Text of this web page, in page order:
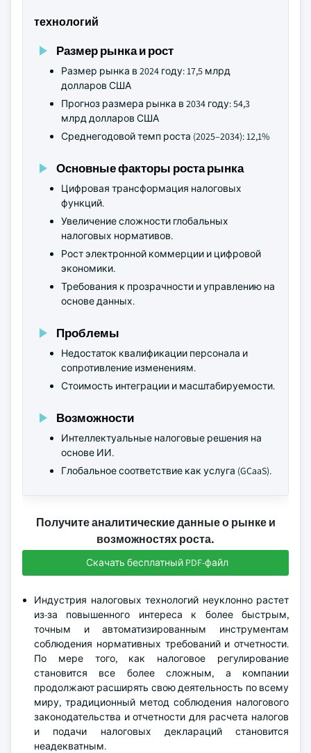
технологий
Размер рынка и рост
Размер рынка в 2024 году: 17,5 млрд
долларов США
Прогноз размера рынка в 2034 году: 54,3
млрд долларов США
Среднегодовой темп роста (2025–2034): 12,1%
Основные факторы роста рынка
Цифровая трансформация налоговых
функций.
Увеличение сложности глобальных
налоговых нормативов.
Рост электронной коммерции и цифровой
экономики.
Требования к прозрачности и управлению на
основе данных.
Проблемы
Недостаток квалификации персонала и
сопротивление изменениям.
Стоимость интеграции и масштабируемости.
Возможности
Интеллектуальные налоговые решения на
основе ИИ.
Глобальное соответствие как услуга (GCaaS).
Получите аналитические данные о рынке и
возможностях роста.
Скачать бесплатный PDF-файл
Индустрия налоговых технологий неуклонно растет
из-за повышенного интереса к более быстрым,
точным и автоматизированным инструментам
соблюдения нормативных требований и отчетности.
По мере того, как налоговое регулирование
становится все более сложным, а компании
продолжают расширять свою деятельность по всему
миру, традиционный метод соблюдения налогового
законодательства и отчетности для расчета налогов
и подачи налоговых деклараций становится
неадекватным.